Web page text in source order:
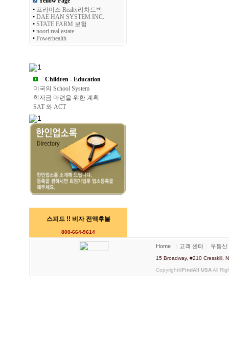
• 프라미스 Realty리차드박
• DAE HAN SYSTEM INC.
• STATE FARM 보험
• noori real estate
• Powerhealth
Children - Education
미국의 School System
학자금 마련을 위한 계획
SAT 와 ACT
스피드 !! 비자 전액후불
800-664-9614
Home 고객 센터 부동산
15 Broadway, #210 Cresskill,
Copyright©FindAll USAAll